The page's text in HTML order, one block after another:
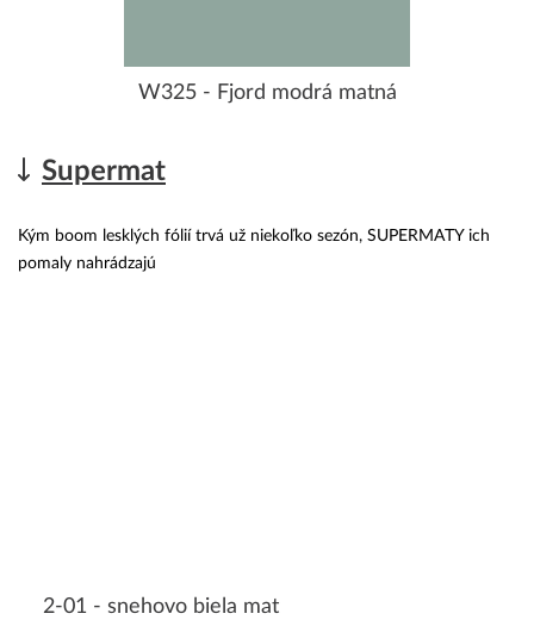
W325 - Fjord modrá matná
Supermat
Kým boom lesklých fólií trvá už niekoľko sezón, SUPERMATY ich
pomaly nahrádzajú
2-01 - snehovo biela mat